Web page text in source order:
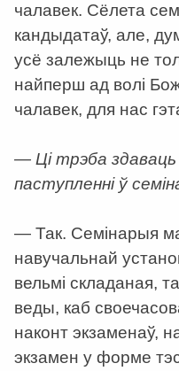
чалавек. Сёлета
кандыдатаў, але,
усё залежыць не
найперш ад волі
чалавек, для нас
— Ці трэба
паступленні ў
— Так. Семінарыя
навучальнай
вельмі складаная,
веды, каб
наконт экзаменаў,
экзамен у форме